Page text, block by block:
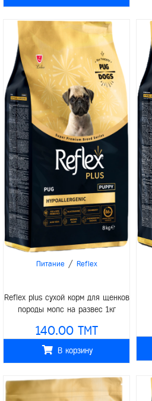
Питание / Reflex
Reflex plus сухой корм для щенков
породы мопс на развес 1кг
140.00 TMT
В корзину